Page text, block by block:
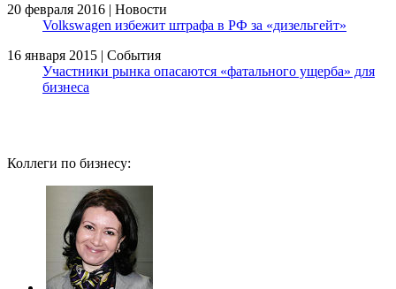
20 февраля 2016 | Новости
Volkswagen избежит штрафа в РФ за «дизельгейт»
16 января 2015 | События
Участники рынка опасаются «фатального ущерба» для
бизнеса
Коллеги по бизнесу: